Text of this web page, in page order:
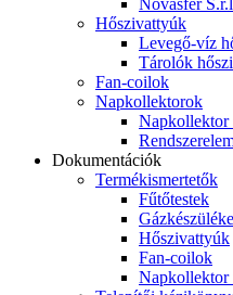
Novasfer
Hőszivattyúk
Levegő-víz
Tárolók
Fan-coilok
Napkollektorok
Napkollektor
Dokumentációk
Termékismertetők
Fűtőtestek
Hőszivattyúk
Fan-coilok
Napkollektor